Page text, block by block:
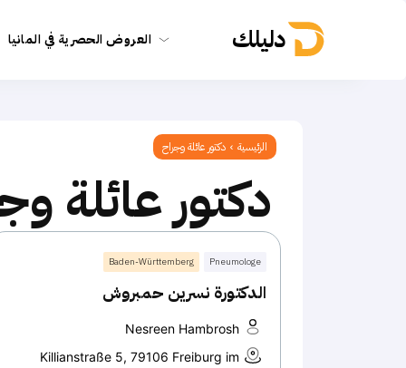
دليلك العروض الحصرية في المانيا
الرئيسية دكتور عائلة وجراح
دكتور عائلة
Pneumologe
Baden-Württemberg
الدكتورة نسرين حمبروش
Nesreen Hambrosh
Killianstraße 5, 79106 Freiburg im